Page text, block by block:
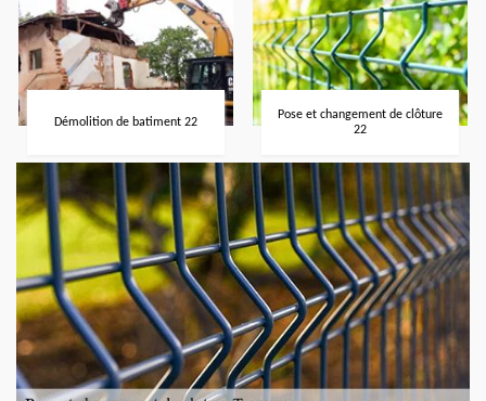
Démolition de batiment 22
Pose et changement de clôture
22